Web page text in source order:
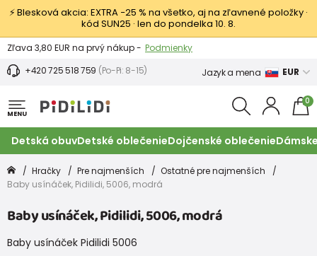
⚡ Blesková akcia: EXTRA −25 % na všetko, aj na zľavnené položky ·
kód SUN25 · len do pondelka 10. 8.
Výmena a vrátenie tovaru - Zobraziť
Zľava 3,80 EUR na prvý nákup - Podmienky
+420 725 518 759 (Po-Pi: 8-15) Jazyk a mena EUR
MENU
0
Detská obuvDetské oblečenieDojčenské oblečenie
Hračky Pre najmenších
Ostatné pre najmenších
Baby usínáček, Pidilidi, 5006, modrá
Baby usínáček, Pidilidi, 5006, modrá
Baby usínáček Pidilidi 5006